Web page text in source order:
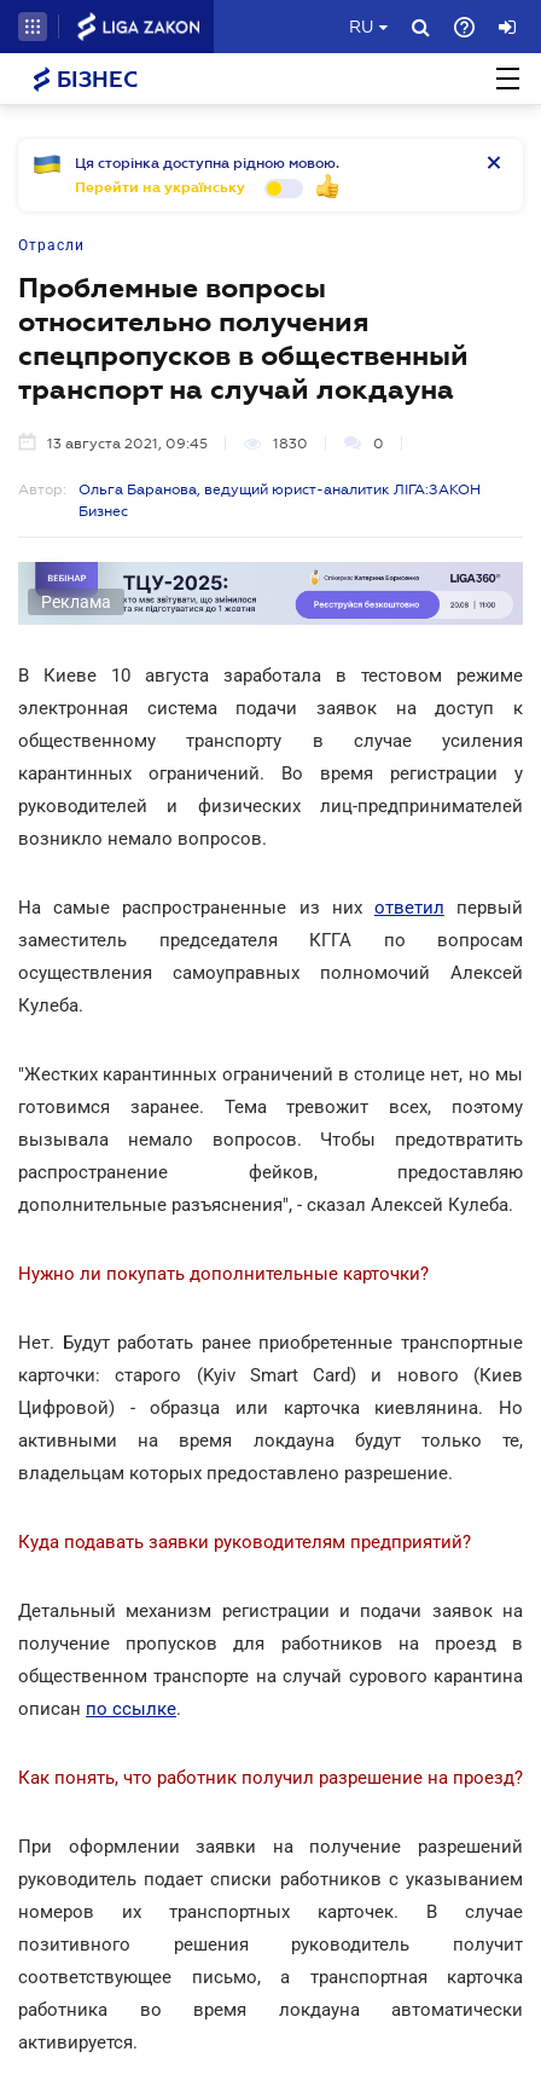
RU
БІЗНЕС
Ця сторінка доступна рідною мовою.
Перейти на українську
Отрасли
Проблемные вопросы
относительно получения
спецпропусков в общественный
транспорт на случай локдауна
13 августа 2021, 09:45 1830 0
Автор:
Ольга Баранова, ведущий юрист-аналитик ЛІГА:ЗАКОН
Бизнес
Реклама
В Киеве 10 августа заработала в тестовом режиме
электронная система подачи заявок на доступ к
общественному транспорту в случае усиления
карантинных ограничений. Во время регистрации у
руководителей и физических лиц-предпринимателей
возникло немало вопросов.
На самые распространенные из них ответил первый
заместитель председателя КГГА по вопросам
осуществления самоуправных полномочий Алексей
Кулеба.
"Жестких карантинных ограничений в столице нет, но мы
готовимся заранее. Тема тревожит всех, поэтому
вызывала немало вопросов. Чтобы предотвратить
распространение фейков, предоставляю
дополнительные разъяснения", - сказал Алексей Кулеба.
Нужно ли покупать дополнительные карточки?
Нет. Будут работать ранее приобретенные транспортные
карточки: старого (Kyiv Smart Card) и нового (Киев
Цифровой) - образца или карточка киевлянина. Но
активными на время локдауна будут только те,
владельцам которых предоставлено разрешение.
Куда подавать заявки руководителям предприятий?
Детальный механизм регистрации и подачи заявок на
получение пропусков для работников на проезд в
общественном транспорте на случай сурового карантина
описан по ссылке.
Как понять, что работник получил разрешение на проезд?
При оформлении заявки на получение разрешений
руководитель подает списки работников с указыванием
номеров их транспортных карточек. В случае
позитивного решения руководитель получит
соответствующее письмо, а транспортная карточка
работника во время локдауна автоматически
активируется.